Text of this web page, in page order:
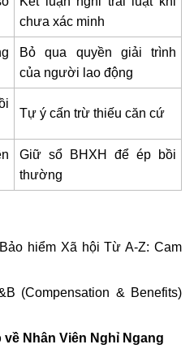
chưa xác minh
Bỏ qua quyền giải trình
của người lao động
Tự ý cấn trừ thiếu căn cứ
Giữ sổ BHXH để ép bồi
thường
hiểm Xã hội Từ A-Z: Cam
(Compensation & Benefits)
Nhân Viên Nghỉ Ngang